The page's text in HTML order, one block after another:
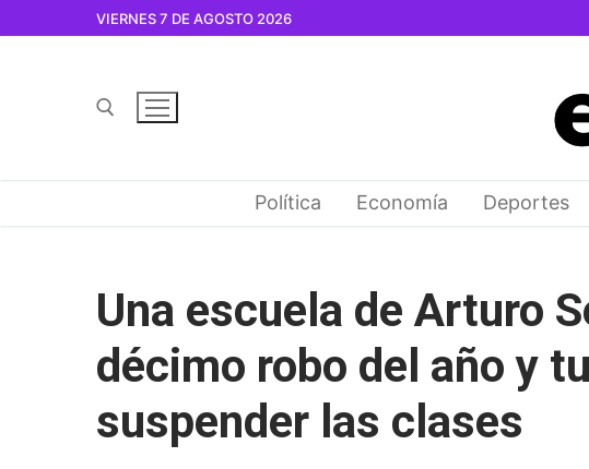
VIERNES 7 DE AGOSTO 2026
Política Economía Deportes
Una escuela de Arturo
décimo robo del año y
suspender las clases